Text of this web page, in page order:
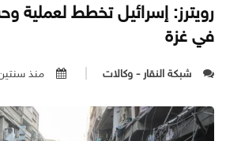
رويترز: إسرائيل تخطط لعملية
في غزة
شبكة النقار - وكالات منذ